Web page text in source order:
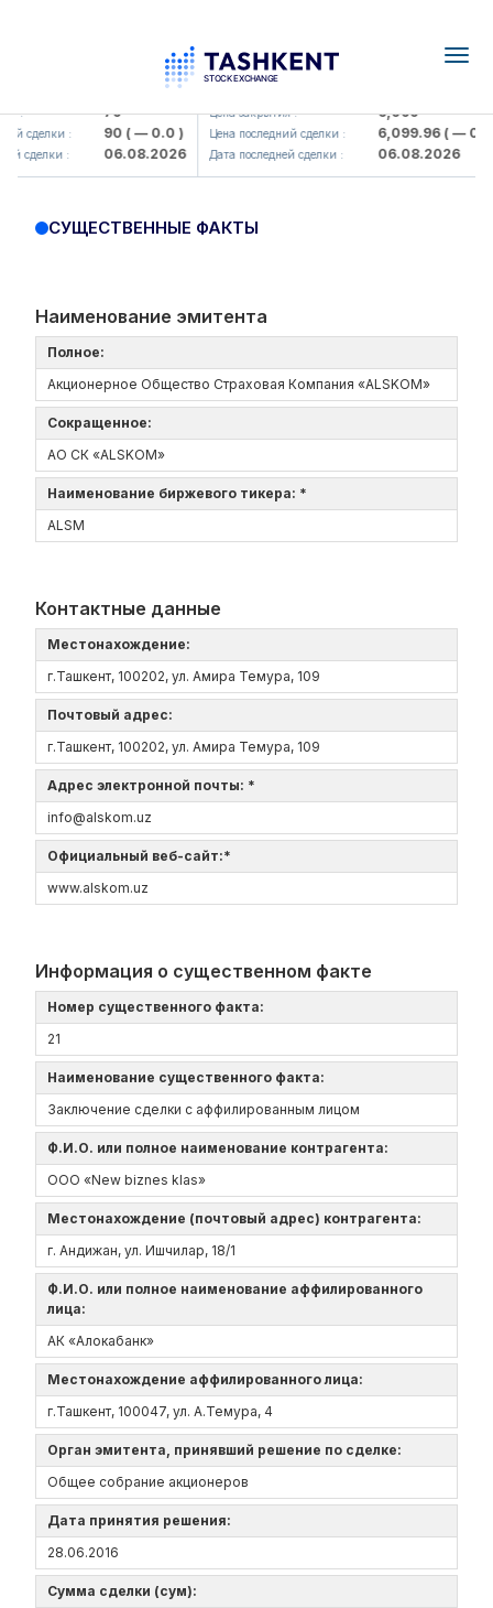
: 79
сделки : 90( — 0.0 )
сделки : 06.08.2026
UZMK (<O'zmetkombinat> AJ)
Цена закрытия : 6,099
Цена последний сделки : 6,099.96( — 0.0 )
Дата последней сделки : 06.08.2026
СУЩЕСТВЕННЫЕ ФАКТЫ
Наименование эмитента
Полное:
Акционерное Общество Страховая Компания «ALSKOM»
Сокращенное:
АО СК «ALSKOM»
Наименование биржевого тикера: *
ALSM
Контактные данные
Местонахождение:
г.Ташкент, 100202, ул. Амира Темура, 109
Почтовый адрес:
г.Ташкент, 100202, ул. Амира Темура, 109
Адрес электронной почты: *
info@alskom.uz
Официальный веб-сайт:*
www.alskom.uz
Информация о существенном факте
Номер существенного факта:
21
Наименование существенного факта:
Заключение сделки с аффилированным лицом
Ф.И.О. или полное наименование контрагента:
ООО «New biznes klas»
Местонахождение (почтовый адрес) контрагента:
г. Андижан, ул. Ишчилар, 18/1
Ф.И.О. или полное наименование аффилированного
лица:
АК «Алокабанк»
Местонахождение аффилированного лица:
г.Ташкент, 100047, ул. А.Темура, 4
Орган эмитента, принявший решение по сделке:
Общее собрание акционеров
Дата принятия решения:
28.06.2016
Сумма сделки (сум):